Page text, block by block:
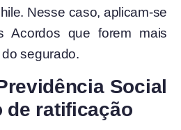
Nesse caso, aplicam-se
Acordos que forem mais
segurado.
Social
de ratificação